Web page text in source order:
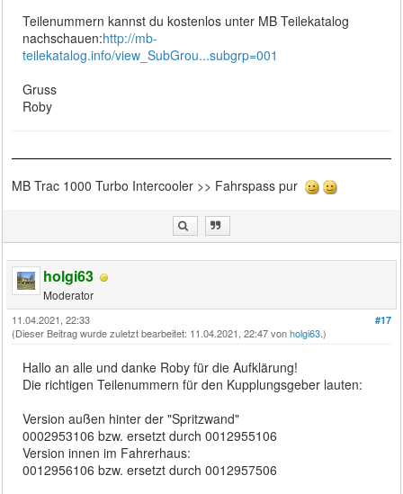
Teilenummern kannst du kostenlos unter MB Teilekatalog
nachschauen:http://mb-
teilekatalog.info/view_SubGrou...subgrp=001
Gruss
Roby
MB Trac 1000 Turbo Intercooler >> Fahrspass pur
holgi63
Moderator
#17
11.04.2021, 22:33
(Dieser Beitrag wurde zuletzt bearbeitet: 11.04.2021, 22:47 vonholgi63.)
Hallo an alle und danke Roby für die Aufklärung!
Die richtigen Teilenummern für den Kupplungsgeber lauten:
Version außen hinter der "Spritzwand"
0002953106 bzw. ersetzt durch 0012955106
Version innen im Fahrerhaus:
0012956106 bzw. ersetzt durch 0012957506